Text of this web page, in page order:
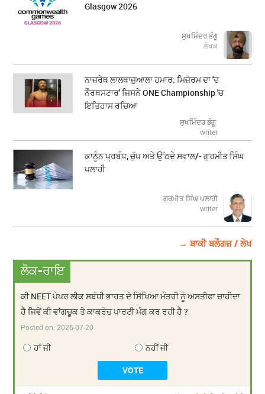
Glasgow 2026
ਸੁਖਮਿੰਦਰ ਭੰਗੂ
ਲੇਖਕ
ਨਾਜ਼ਰੇਥ ਲਾਲਥਾਜੁਆਲਾ ਹਮਾਰ: ਮਿਜ਼ੋਰਮ ਦਾ 'ਦ
ਨੌਰਥਸਟਾਰ' ਜਿਸਨੇ ONE Championship 'ਚ
ਇਤਿਹਾਸ ਰਚਿਆ
ਸੁਖਮਿੰਦਰ ਭੰਗੂ
writer
ਕਾਨੂੰਨ ਪ੍ਰਬੰਧ, ਚੁੱਪ ਅਤੇ ਉੱਠਦੇ ਸਵਾਲ/- ਗੁਰਮੀਤ ਸਿੰਘ
ਪਲਾਹੀ
ਗੁਰਮੀਤ ਸਿੰਘ ਪਲਾਹੀ
writer
→ ਬਾਕੀ ਬਲੌਗਜ਼ / ਲੇਖ
ਲੋਕ-ਰਾਇ
ਕੀ NEET ਪੇਪਰ ਲੀਕ ਸਬੰਧੀ ਭਾਰਤ ਦੇ ਸਿੱਖਿਆ ਮੰਤਰੀ ਨੂੰ ਅਸਤੀਫਾ ਚਾਹੀਦਾ
ਹੈ ਜਿਵੇਂ ਕੀ ਵਾਂਗਚੂਕ ਤੇ ਕਾਕਰੋਚ ਪਾਰਟੀ ਮੰਗ ਕਰ ਰਹੀ ਹੈ ?
Posted on:2026-07-20
ਹਾਂ ਜੀ ਨਹੀਂ ਜੀ